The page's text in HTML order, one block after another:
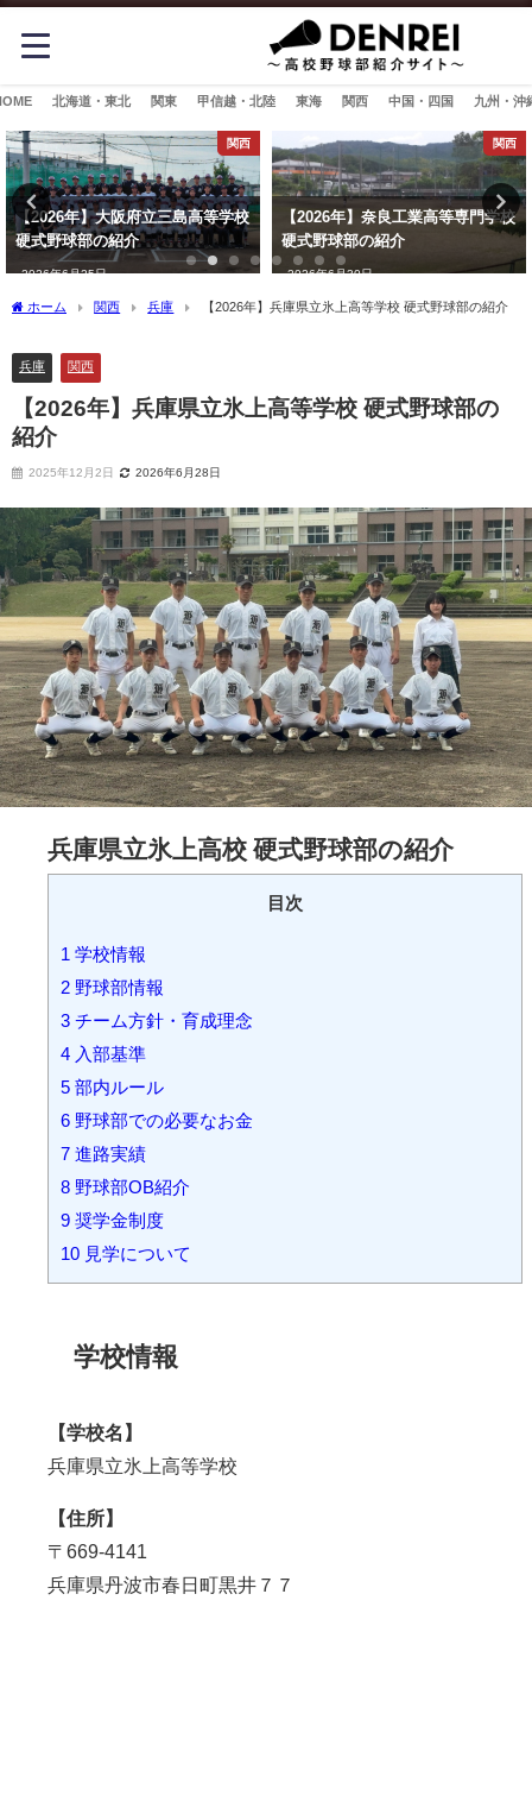
北海道・東北 関東 甲信越・北陸 東海 関西 中国・四国 九州・沖
関西
【2026年】大阪府立三島高等学校
硬式野球部の紹介
2026年6月25日
関西
【2026年】奈良工業高等専門学校
硬式野球部の紹介
2026年6月30日
ホーム 関西 兵庫 【2026年】兵庫県立氷上高等学校 硬式野球部の紹介
兵庫 関西
【2026年】兵庫県立氷上高等学校 硬式野球部の
紹介
2025年12月2日 2026年6月28日
兵庫県立氷上高校 硬式野球部の紹介
目次
1 学校情報
2 野球部情報
3 チーム方針・育成理念
4 入部基準
5 部内ルール
6 野球部での必要なお金
7 進路実績
8 野球部OB紹介
9 奨学金制度
10 見学について
学校情報
【学校名】
兵庫県立氷上高等学校
【住所】
〒669-4141
兵庫県丹波市春日町黒井７７